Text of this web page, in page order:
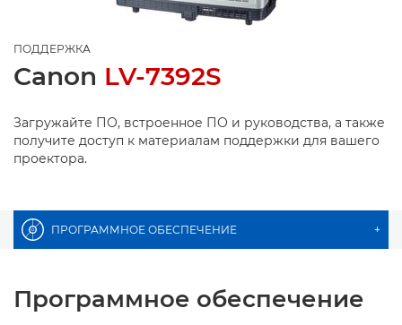
ПОДДЕРЖКА
Canon LV-7392S
Загружайте ПО, встроенное ПО и руководства, а также
получите доступ к материалам поддержки для вашего
проектора.
ПРОГРАММНОЕ ОБЕСПЕЧЕНИЕ +
Программное обеспечение